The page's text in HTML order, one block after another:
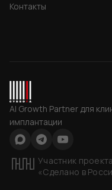
AI Growth Partner для
имплантации
Max TelegramYouTube
Участник проекта
«Сделано в
Контакты